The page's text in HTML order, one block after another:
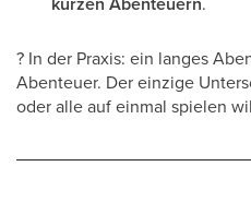
? In der Praxis: ein langes
Abenteuer. Der einzige
oder alle auf einmal spielen